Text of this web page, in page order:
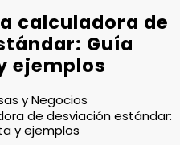
calculadora de
Guía
ejemplos
y Negocios
de desviación estándar:
y ejemplos